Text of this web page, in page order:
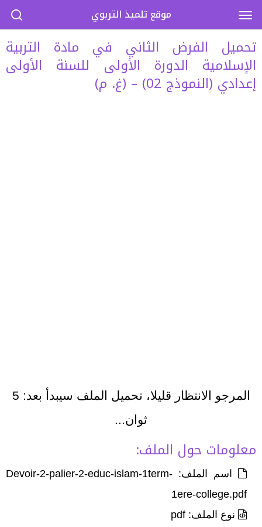
تحميل الفرض الثاني في مادة التربية
الإسلامية الدورة الأولى للسنة الأولى
إعدادي (النموذج 02) – (غ. م)
المرجو الانتظار قليلا، تحميل الملف سيبدأ بعد: 5
ثوان...
معلومات حول الملف:
اسم الملف: Devoir-2-palier-2-educ-islam-1term-
1ere-college.pdf
نوع الملف: pdf
موقع تلميذ التربوي